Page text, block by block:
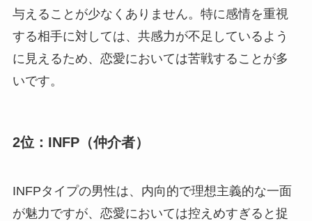
与えることが少なくありません。特に感情を重視
する相手に対しては、共感力が不足しているよう
に見えるため、恋愛においては苦戦することが多
いです。
2位：INFP（仲介者）
INFPタイプの男性は、内向的で理想主義的な一面
が魅力ですが、恋愛においては控えめすぎると捉